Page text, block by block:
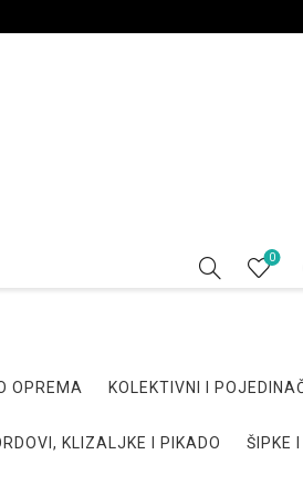
0
OPREMA KOLEKTIVNI I
KLIZALJKE I PIKADO ŠIPKE I